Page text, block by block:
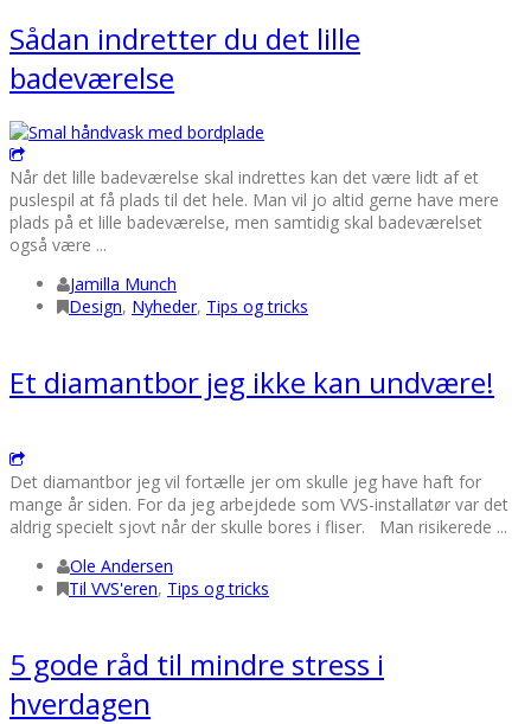
Sådan indretter du det lille
badeværelse
Når det lille badeværelse skal indrettes kan det være lidt af et
puslespil at få plads til det hele. Man vil jo altid gerne have mere
plads på et lille badeværelse, men samtidig skal badeværelset
også være ...
Jamilla Munch
Design, Nyheder, Tips og tricks
Et diamantbor jeg ikke kan undvære!
Det diamantbor jeg vil fortælle jer om skulle jeg have haft for
mange år siden. For da jeg arbejdede som VVS-installatør var det
aldrig specielt sjovt når der skulle bores i fliser. Man risikerede ...
Ole Andersen
Til VVS'eren, Tips og tricks
5 gode råd til mindre stress i
hverdagen